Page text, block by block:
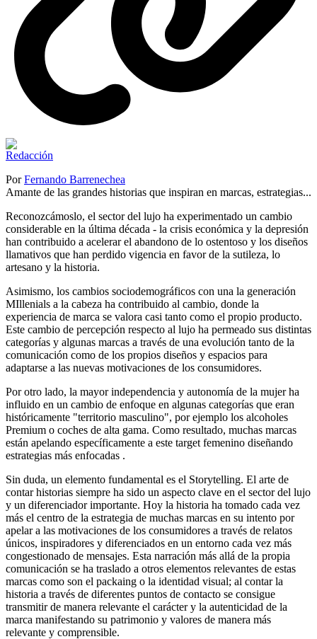
PorFernando Barrenechea
Amante de las grandes historias que inspiran en marcas, estrategias...
Reconozcámoslo, el sector del lujo ha experimentado un cambio
considerable en la última década - la crisis económica y la depresión
han contribuido a acelerar el abandono de lo ostentoso y los diseños
llamativos que han perdido vigencia en favor de la sutileza, lo
artesano y la historia.
Asimismo, los cambios sociodemográficos con una la generación
MIllenials a la cabeza ha contribuido al cambio, donde la
experiencia de marca se valora casi tanto como el propio producto.
Este cambio de percepción respecto al lujo ha permeado sus distintas
categorías y algunas marcas a través de una evolución tanto de la
comunicación como de los propios diseños y espacios para
adaptarse a las nuevas motivaciones de los consumidores.
Por otro lado, la mayor independencia y autonomía de la mujer ha
influido en un cambio de enfoque en algunas categorías que eran
históricamente "territorio masculino", por ejemplo los alcoholes
Premium o coches de alta gama. Como resultado, muchas marcas
están apelando específicamente a este target femenino diseñando
estrategias más enfocadas .
Sin duda, un elemento fundamental es el Storytelling. El arte de
contar historias siempre ha sido un aspecto clave en el sector del lujo
y un diferenciador importante. Hoy la historia ha tomado cada vez
más el centro de la estrategia de muchas marcas en su intento por
apelar a las motivaciones de los consumidores a través de relatos
únicos, inspiradores y diferenciados en un entorno cada vez más
congestionado de mensajes. Esta narración más allá de la propia
comunicación se ha traslado a otros elementos relevantes de estas
marcas como son el packaing o la identidad visual; al contar la
historia a través de diferentes puntos de contacto se consigue
transmitir de manera relevante el carácter y la autenticidad de la
marca manifestando su patrimonio y valores de manera más
relevante y comprensible.